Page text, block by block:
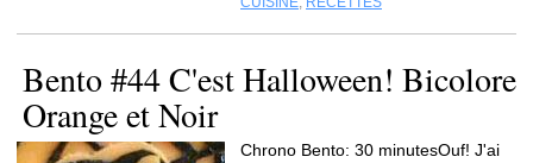
Bento #44 C'est Halloween! Bicolore
Orange et Noir
Chrono Bento: 30 minutesOuf! J'ai